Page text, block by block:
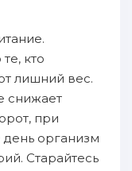
кто
лишний вес.
снижает
при
организм
Старайтесь